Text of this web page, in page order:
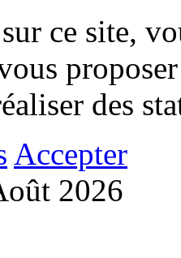
ce site,
des
Accepter
2026